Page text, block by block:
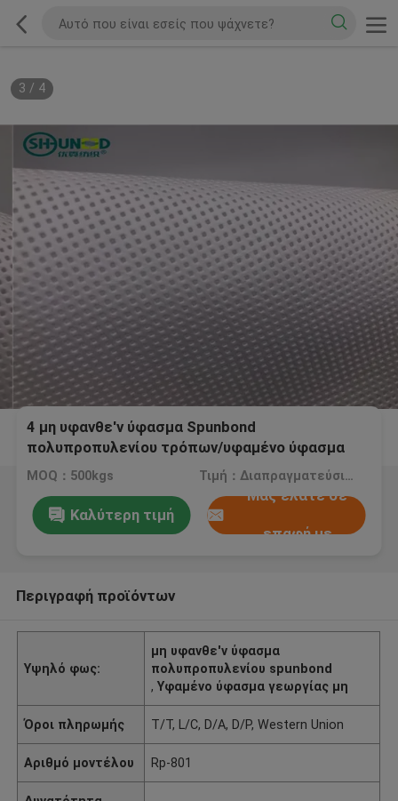
3 / 4
4 μη υφανθε'ν ύφασμα Spunbond
πολυπροπυλενίου τρόπων/υφαμένο ύφασμα
160cm PP μη πλάτος
MOQ：500kgs Τιμή：Διαπραγματεύσιμος
Καλύτερη τιμή
Μας ελάτε σε
επαφή με
Περιγραφή προϊόντων
Υψηλό φως:
μη υφανθε'ν ύφασμα
πολυπροπυλενίου spunbond
,Υφαμένο ύφασμα γεωργίας μη
Όροι πληρωμής T/T, L/C, D/A, D/P, Western Union
Αριθμό μοντέλου Rp-801